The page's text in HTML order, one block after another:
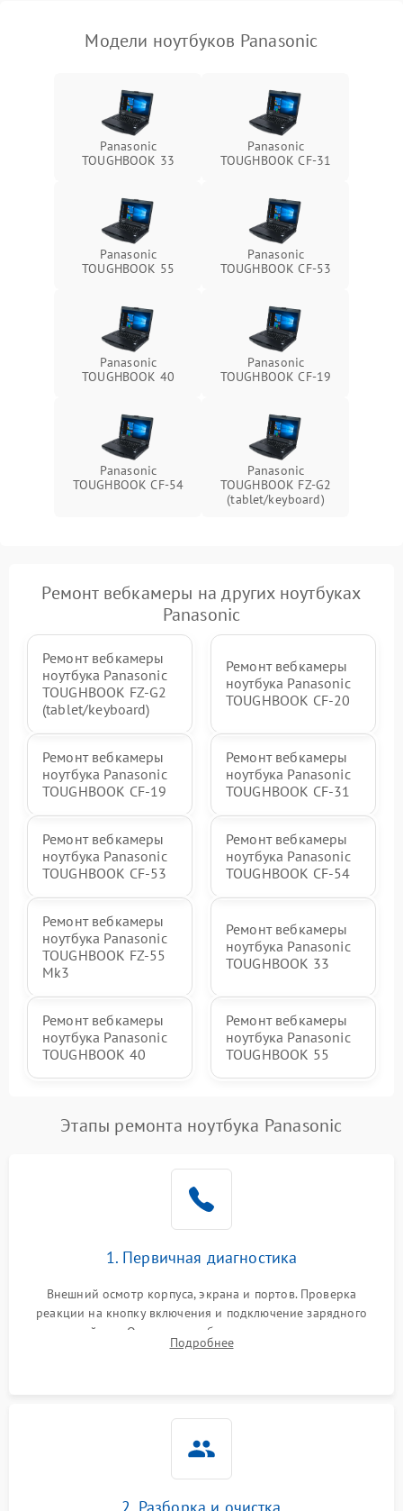
пропадание диска
оперативной памяти:
вылеты приложений,
синие экраны
Подробнее →
Проблемы Wi‑Fi или
Модели ноутбуков Panasonic
Panasonic
TOUGHBOOK 33
Panasonic
TOUGHBOOK CF-31
Panasonic
TOUGHBOOK 55
Panasonic
TOUGHBOOK CF-53
Panasonic
TOUGHBOOK 40
Panasonic
TOUGHBOOK CF-19
Panasonic
TOUGHBOOK CF-54
Panasonic
TOUGHBOOK FZ-G2
(tablet/keyboard)
Ремонт вебкамеры на других ноутбуках
Panasonic
Ремонт вебкамеры
ноутбука Panasonic
TOUGHBOOK FZ-G2
(tablet/keyboard)
Ремонт вебкамеры
ноутбука Panasonic
TOUGHBOOK CF-20
Ремонт вебкамеры
ноутбука Panasonic
TOUGHBOOK CF-19
Ремонт вебкамеры
ноутбука Panasonic
TOUGHBOOK CF-31
Ремонт вебкамеры
ноутбука Panasonic
TOUGHBOOK CF-53
Ремонт вебкамеры
ноутбука Panasonic
TOUGHBOOK CF-54
Ремонт вебкамеры
ноутбука Panasonic
TOUGHBOOK FZ-55
Mk3
Ремонт вебкамеры
ноутбука Panasonic
TOUGHBOOK 33
Ремонт вебкамеры
ноутбука Panasonic
TOUGHBOOK 40
Ремонт вебкамеры
ноутбука Panasonic
TOUGHBOOK 55
Этапы ремонта ноутбука Panasonic
1. Первичная диагностика
Внешний осмотр корпуса, экрана и портов. Проверка
реакции на кнопку включения и подключение зарядного
устройства. Оценка потребления тока с помощью
лабораторного блока питания для локализации проблемы.
Подробнее
2. Разборка и очистка